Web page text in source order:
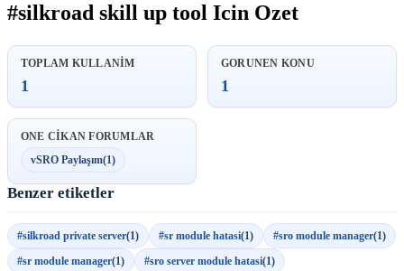
#silkroad skill up tool Icin Ozet
TOPLAM KULLANIM
1
GORUNEN KONU
1
ONE CIKAN FORUMLAR
vSRO Paylaşım(1)
Benzer etiketler
#silkroad private server(1) #sr module hatasi(1) #sro module manager(1)
#sr module manager(1) #sro server module hatasi(1)